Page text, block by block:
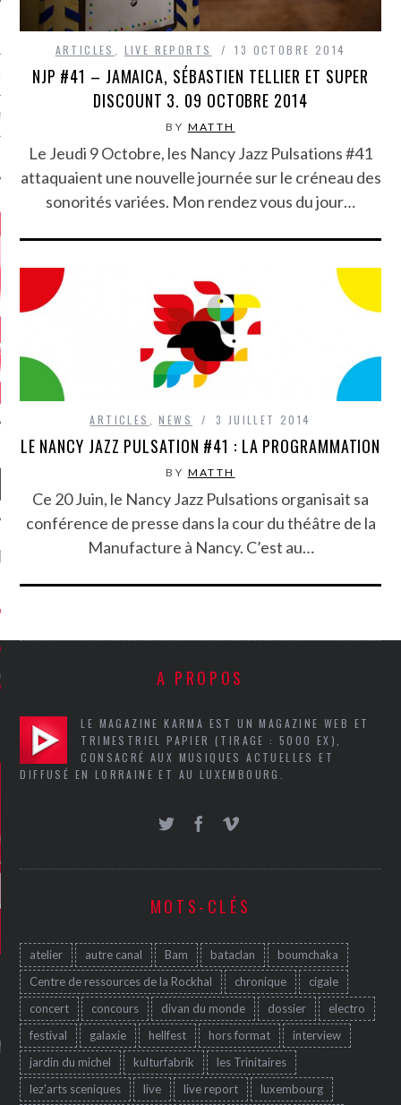
CRITIQUES
5.4
6.8
– HEL...
KARMA –
ANNIVERSAIRE
ARTICLES LIVE REPORTS 13 OCTOBRE 2014
NJP #41 – JAMAICA, SÉBASTIEN TELLIER ET SUPER
DISCOUNT 3. 09 OCTOBRE 2014
BY MATTH
Le Jeudi 9 Octobre, les Nancy Jazz Pulsations #41
attaquaient une nouvelle journée sur le créneau des
sonorités variées. Mon rendez vous du jour…
ARTICLES ,NEWS 3 JUILLET 2014
LE NANCY JAZZ PULSATION #41 : LA PROGRAMMATION
BY MATTH
Ce 20 Juin, le Nancy Jazz Pulsations organisait sa
conférence de presse dans la cour du théâtre de la
Manufacture à Nancy. C’est au…
A PROPOS
LE MAGAZINE KARMA EST UN MAGAZINE WEB ET
TRIMESTRIEL PAPIER (TIRAGE : 5000 EX),
CONSACRÉ AUX MUSIQUES ACTUELLES ET
DIFFUSÉ EN LORRAINE ET AU LUXEMBOURG.
MOTS-CLÉS
atelier autre canal Bam bataclan
boumchaka
Centre de ressources de la Rockhal
chronique
cigale
concert
concours divan du monde dossier
electro
festival
galaxie hellfest hors format
interview
jardin du michel
kulturfabrik
les Trinitaires
lez'arts sceniques
live live report
luxembourg